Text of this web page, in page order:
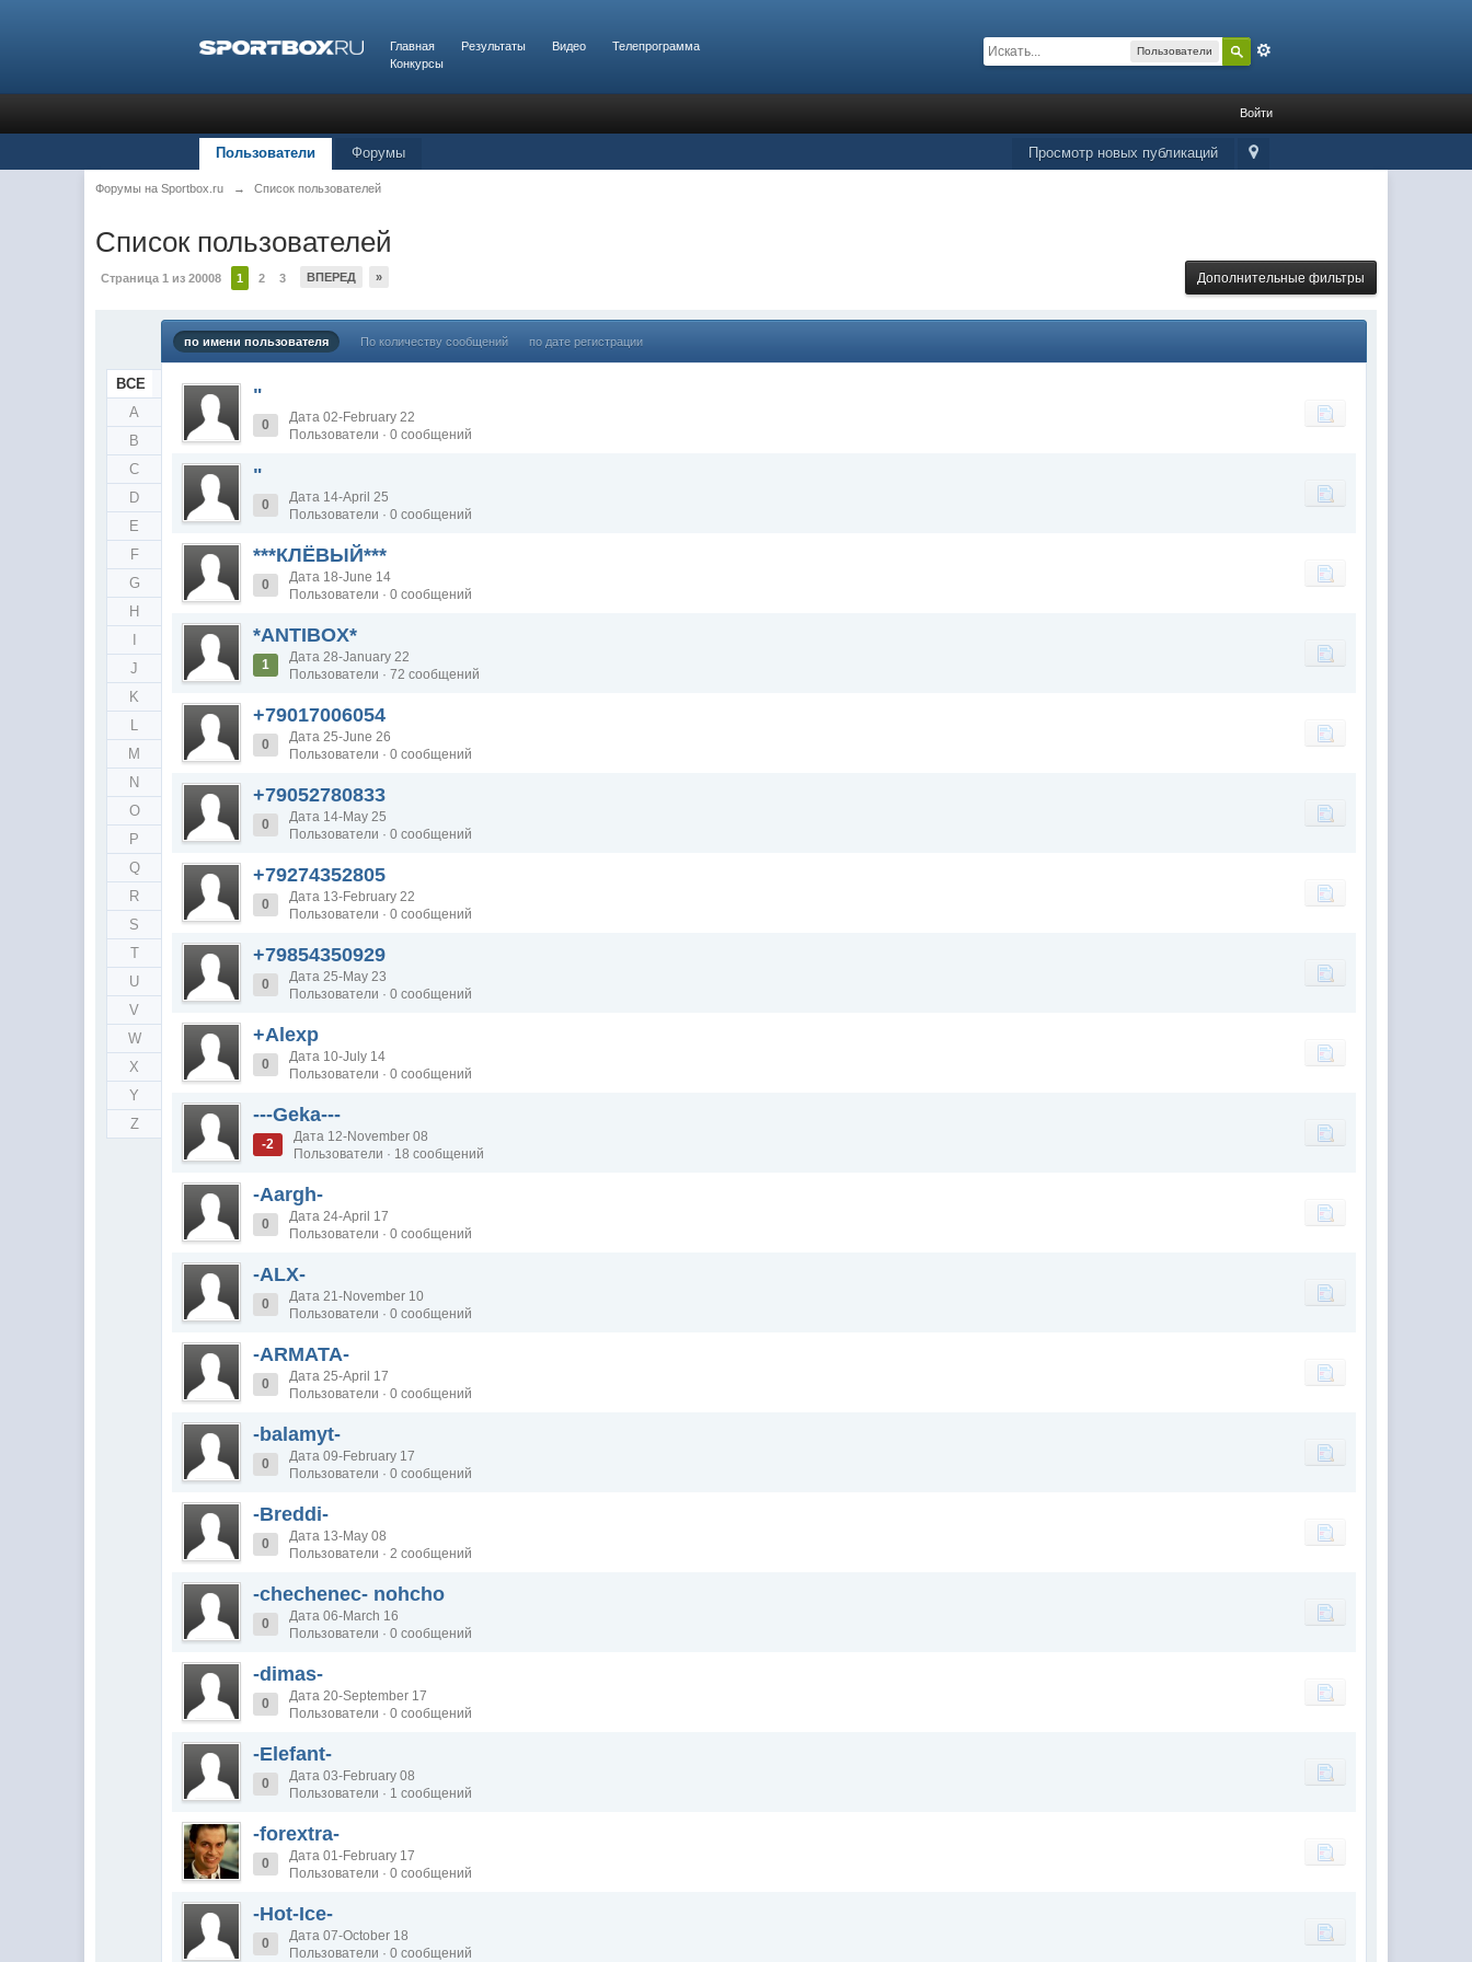
Главная Результаты Видео
Телепрограмма
Конкурсы
Пользователи
Войти
Просмотр новых публикаций
Пользователи Форумы
Форумы на Sportbox.ru → Список пользователей
Список пользователей
Страница 1 из 20008 1 2 3 ВПЕРЕД » Дополнительные фильтры
ВСЕ
A
B
C
D
E
F
G
H
J
K
L
M
N
O
P
Q
R
S
T
U
V
W
X
Y
Z
по имени пользователя По количеству сообщений по дате регистрации
"
0
Дата 02-February 22
Пользователи · 0 сообщений
"
0
Дата 14-April 25
Пользователи · 0 сообщений
***КЛЁВЫЙ***
0
Дата 18-June 14
Пользователи · 0 сообщений
*ANTIBOX*
1
Дата 28-January 22
Пользователи · 72 сообщений
+79017006054
0
Дата 25-June 26
Пользователи · 0 сообщений
+79052780833
0
Дата 14-May 25
Пользователи · 0 сообщений
+79274352805
0
Дата 13-February 22
Пользователи · 0 сообщений
+79854350929
0
Дата 25-May 23
Пользователи · 0 сообщений
+Alexp
0
Дата 10-July 14
Пользователи · 0 сообщений
---Geka---
-2
Дата 12-November 08
Пользователи · 18 сообщений
-Aargh-
0
Дата 24-April 17
Пользователи · 0 сообщений
-ALX-
0
Дата 21-November 10
Пользователи · 0 сообщений
-ARMATA-
0
Дата 25-April 17
Пользователи · 0 сообщений
-balamyt-
0
Дата 09-February 17
Пользователи · 0 сообщений
-Breddi-
0
Дата 13-May 08
Пользователи · 2 сообщений
-chechenec- nohcho
0
Дата 06-March 16
Пользователи · 0 сообщений
-dimas-
0
Дата 20-September 17
Пользователи · 0 сообщений
-Elefant-
0
Дата 03-February 08
Пользователи · 1 сообщений
-forextra-
0
Дата 01-February 17
Пользователи · 0 сообщений
-Hot-Ice-
0
Дата 07-October 18
Пользователи · 0 сообщений